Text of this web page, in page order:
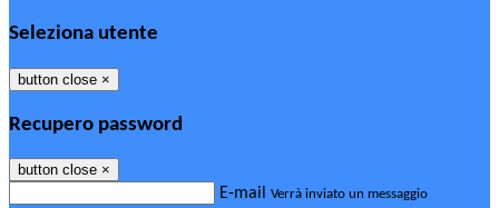
Seleziona utente
button close ×
Recupero password
button close ×
E-mail Verrà inviato un messaggio